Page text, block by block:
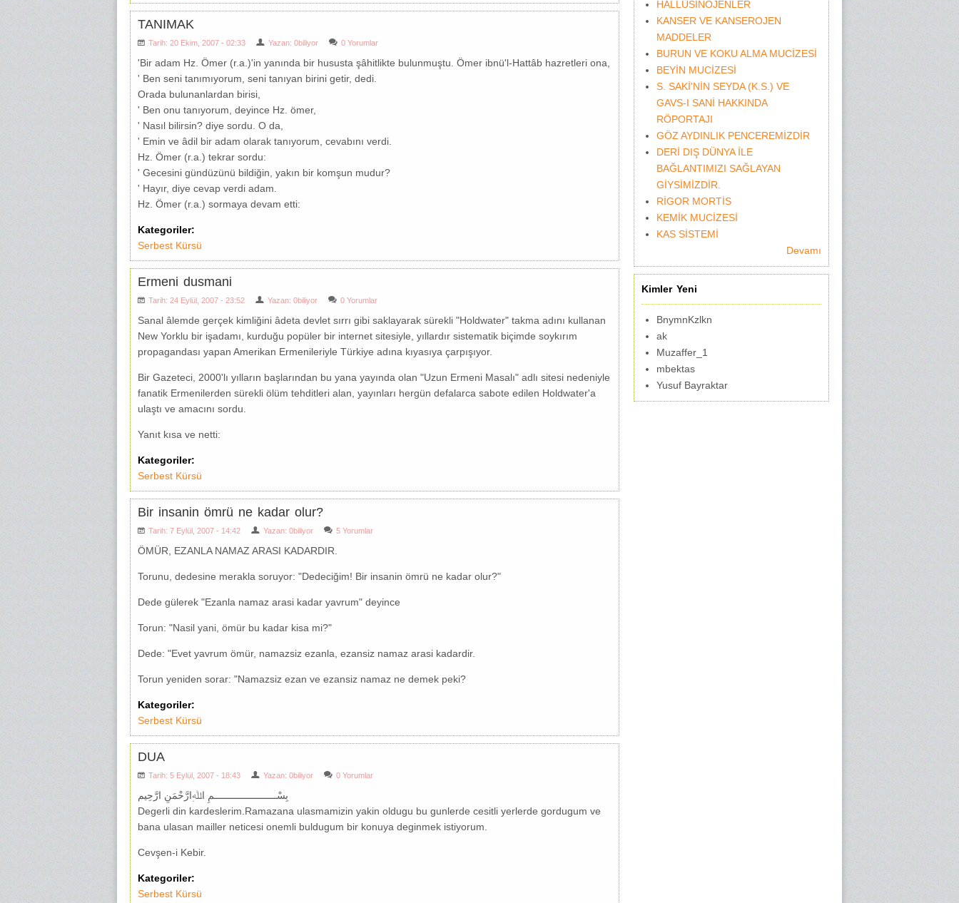
TANIMAK
Tarih: 20 Ekim, 2007 - 02:33 Yazan: 0biliyor 0 Yorumlar
'Bir adam Hz. Ömer (r.a.)'in yanında bir hususta şâhitlikte bulunmuştu. Ömer ibnü'l-Hattâb hazretleri ona,
' Ben seni tanımıyorum, seni tanıyan birini getir, dedi.
Orada bulunanlardan birisi,
' Ben onu tanıyorum, deyince Hz. ömer,
' Nasıl bilirsin? diye sordu. O da,
' Emin ve âdil bir adam olarak tanıyorum, cevabını verdi.
Hz. Ömer (r.a.) tekrar sordu:
' Gecesini gündüzünü bildiğin, yakın bir komşun mudur?
' Hayır, diye cevap verdi adam.
Hz. Ömer (r.a.) sormaya devam etti:
Kategoriler:
Serbest Kürsü
Ermeni dusmani
Tarih: 24 Eylül, 2007 - 23:52 Yazan: 0biliyor 0 Yorumlar
Sanal âlemde gerçek kimliğini âdeta devlet sırrı gibi saklayarak sürekli "Holdwater" takma adını kullanan
New Yorklu bir işadamı, kurduğu popüler bir internet sitesiyle, yıllardır sistematik biçimde soykırım
propagandası yapan Amerikan Ermenileriyle Türkiye adına kıyasıya çarpışıyor.
Bir Gazeteci, 2000'lı yılların başlarından bu yana yayında olan "Uzun Ermeni Masalı" adlı sitesi nedeniyle
fanatik Ermenilerden sürekli ölüm tehditleri alan, yayınları hergün defalarca sabote edilen Holdwater'a
ulaştı ve amacını sordu.
Yanıt kısa ve netti:
Kategoriler:
Serbest Kürsü
Bir insanin ömrü ne kadar olur?
Tarih: 7 Eylül, 2007 - 14:42 Yazan: 0biliyor 5 Yorumlar
ÖMÜR, EZANLA NAMAZ ARASI KADARDIR.
Torunu, dedesine merakla soruyor: "Dedeciğim! Bir insanin ömrü ne kadar olur?"
Dede gülerek "Ezanla namaz arasi kadar yavrum" deyince
Torun: "Nasil yani, ömür bu kadar kisa mi?"
Dede: "Evet yavrum ömür, namazsiz ezanla, ezansiz namaz arasi kadardir.
Torun yeniden sorar: "Namazsiz ezan ve ezansiz namaz ne demek peki?
Kategoriler:
Serbest Kürsü
DUA
Tarih: 5 Eylül, 2007 - 18:43 Yazan: 0biliyor 0 Yorumlar
بِسْــــــــــــــــــــــمِ اﷲِارَّحْمَنِ ارَّحِيم
Degerli din kardeslerim.Ramazana ulasmamizin yakin oldugu bu gunlerde cesitli yerlerde gordugum ve
bana ulasan mailler neticesi onemli buldugum bir konuya deginmek istiyorum.
Cevşen-i Kebir.
Kategoriler:
Serbest Kürsü
HALLÜSİNOJENLER
KANSER VE KANSEROJEN
MADDELER
BURUN VE KOKU ALMA MUCİZESİ
BEYİN MUCİZESİ
S. SAKİ'NİN SEYDA (K.S.) VE
GAVS-I SANİ HAKKINDA
RÖPORTAJI
GÖZ AYDINLIK PENCEREMİZDİR
DERİ DIŞ DÜNYA İLE
BAĞLANTIMIZI SAĞLAYAN
GİYSİMİZDİR.
RİGOR MORTİS
KEMİK MUCİZESİ
KAS SİSTEMİ
Devamı
Kimler Yeni
BnymnKzlkn
ak
Muzaffer_1
mbektas
Yusuf Bayraktar